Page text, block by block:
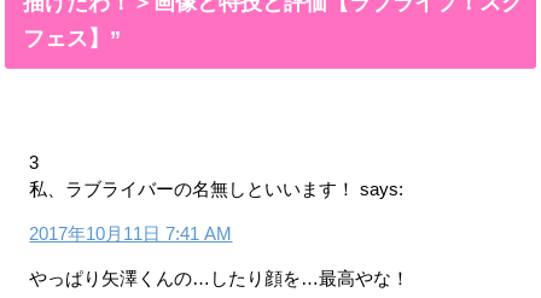
フェス】”
3
私、ラブライバーの名無しといいます！
says:
2017年10月11日 7:41 AM
やっぱり矢澤くんの…したり顔を…最高やな！